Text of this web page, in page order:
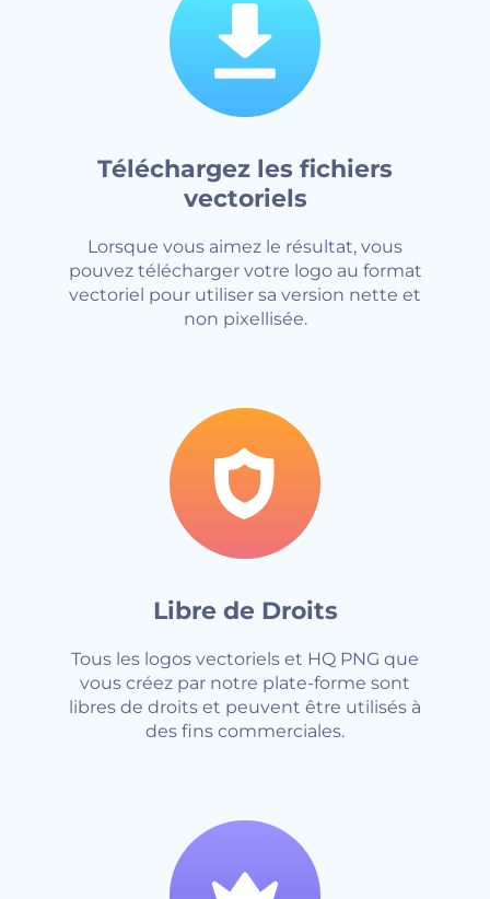
Téléchargez les fichiers
vectoriels
Lorsque vous aimez le résultat, vous
pouvez télécharger votre logo au format
vectoriel pour utiliser sa version nette et
non pixellisée.
Libre de Droits
Tous les logos vectoriels et HQ PNG que
vous créez par notre plate-forme sont
libres de droits et peuvent être utilisés à
des fins commerciales.